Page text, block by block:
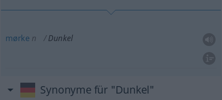
mørke n Dunkel
Synonyme für "Dunkel"